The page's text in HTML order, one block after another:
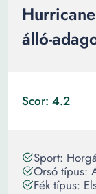
álló-
Scor: 4.2
Sport:
Orsó típus:
Fék típus: